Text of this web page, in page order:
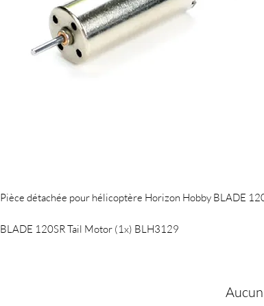
Pièce détachée pour hélicoptère Horizon Hobby BLADE
BLADE 120SR Tail Motor (1x) BLH3129